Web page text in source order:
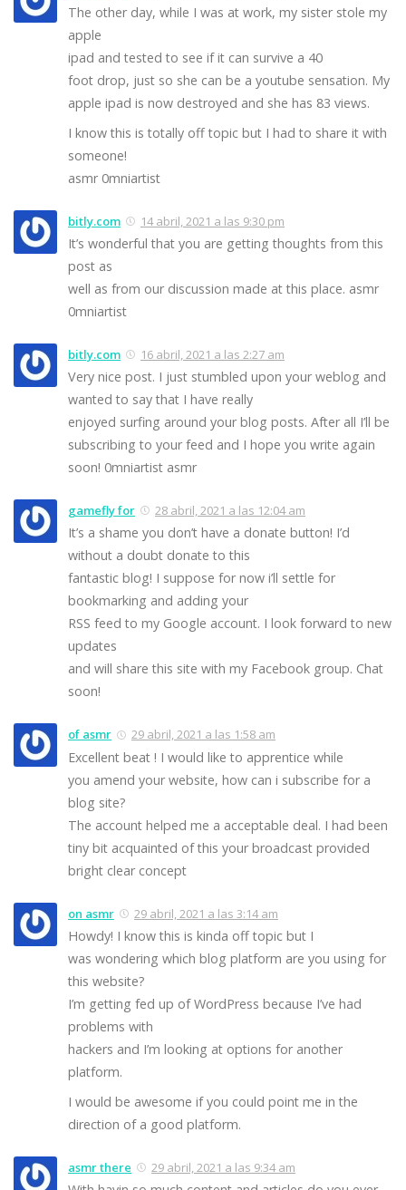
The other day, while I was at work, my sister stole my
apple
ipad and tested to see if it can survive a 40
foot drop, just so she can be a youtube sensation. My
apple ipad is now destroyed and she has 83 views.
I know this is totally off topic but I had to share it with
someone!
asmr 0mniartist
bitly.com 14 abril, 2021 a las 9:30 pm
It’s wonderful that you are getting thoughts from this
post as
well as from our discussion made at this place. asmr
0mniartist
bitly.com 16 abril, 2021 a las 2:27 am
Very nice post. I just stumbled upon your weblog and
wanted to say that I have really
enjoyed surfing around your blog posts. After all I’ll be
subscribing to your feed and I hope you write again
soon! 0mniartist asmr
gamefly for 28 abril, 2021 a las 12:04 am
It’s a shame you don’t have a donate button! I’d
without a doubt donate to this
fantastic blog! I suppose for now i’ll settle for
bookmarking and adding your
RSS feed to my Google account. I look forward to new
updates
and will share this site with my Facebook group. Chat
soon!
of asmr 29 abril, 2021 a las 1:58 am
Excellent beat ! I would like to apprentice while
you amend your website, how can i subscribe for a
blog site?
The account helped me a acceptable deal. I had been
tiny bit acquainted of this your broadcast provided
bright clear concept
on asmr 29 abril, 2021 a las 3:14 am
Howdy! I know this is kinda off topic but I
was wondering which blog platform are you using for
this website?
I’m getting fed up of WordPress because I’ve had
problems with
hackers and I’m looking at options for another
platform.
I would be awesome if you could point me in the
direction of a good platform.
asmr there 29 abril, 2021 a las 9:34 am